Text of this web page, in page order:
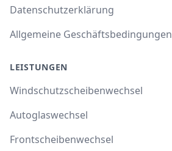
Datenschutzerklärung
Allgemeine Geschäftsbedingungen
LEISTUNGEN
Windschutzscheibenwechsel
Autoglaswechsel
Frontscheibenwechsel